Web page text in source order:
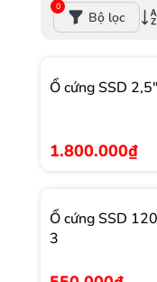
Bộ lọc
0
Ổ cứng SSD
1.800.000₫
Ổ cứng SSD
3